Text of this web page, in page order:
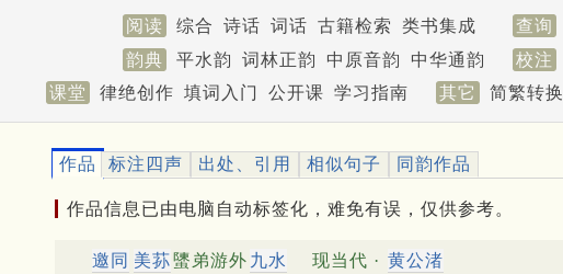
阅读 综合 诗话 词话 古籍检索 类书集成 查询
韵典
平水韵 词林正韵 中原音韵 中华通韵 校注
课堂
律绝创作 填词入门 公开课 学习指南 其它 简繁转换
作品 标注四声 出处、引用 相似句子 同韵作品
作品信息已由电脑自动标签化，难免有误，仅供参考。
邀同 美荪螴弟游外 九水 现当代 · 黄公渚